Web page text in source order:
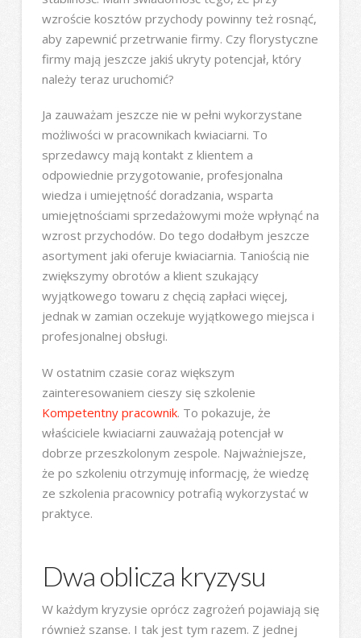
wzroście kosztów przychody powinny też rosnąć,
aby zapewnić przetrwanie firmy. Czy florystyczne
firmy mają jeszcze jakiś ukryty potencjał, który
należy teraz uruchomić?
Ja zauważam jeszcze nie w pełni wykorzystane
możliwości w pracownikach kwiaciarni. To
sprzedawcy mają kontakt z klientem a
odpowiednie przygotowanie, profesjonalna
wiedza i umiejętność doradzania, wsparta
umiejętnościami sprzedażowymi może wpłynąć na
wzrost przychodów. Do tego dodałbym jeszcze
asortyment jaki oferuje kwiaciarnia. Taniością nie
zwiększymy obrotów a klient szukający
wyjątkowego towaru z chęcią zapłaci więcej,
jednak w zamian oczekuje wyjątkowego miejsca i
profesjonalnej obsługi.
W ostatnim czasie coraz większym
zainteresowaniem cieszy się szkolenie
Kompetentny pracownik. To pokazuje, że
właściciele kwiaciarni zauważają potencjał w
dobrze przeszkolonym zespole. Najważniejsze,
że po szkoleniu otrzymuję informację, że wiedzę
ze szkolenia pracownicy potrafią wykorzystać w
praktyce.
Dwa oblicza kryzysu
W każdym kryzysie oprócz zagrożeń pojawiają się
również szanse. I tak jest tym razem. Z jednej